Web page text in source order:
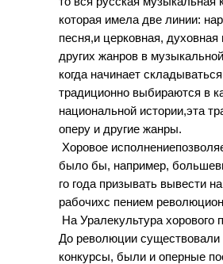
которая имела две линии:
песня,и церковная,
других жанров в
когда начинает
традиционно выбираются в
национальной истории,эта
оперу и другие жанры.
Хоровое
было бы, например,
го года призывать вывести
рабочихс пением
На Уралекультура хорового
До революции существовали
конкурсы, были и оперные